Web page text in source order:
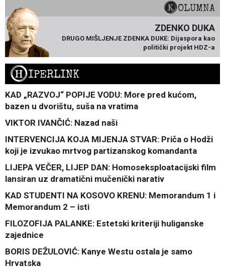
KOLUMNA
ZDENKO DUKA
DRUGO MIŠLJENJE ZDENKA DUKE: Dijaspora kao
politički projekt HDZ-a
HIPERLINK
KAD „RAZVOJ“ POPIJE VODU: More pred kućom,
bazen u dvorištu, suša na vratima
VIKTOR IVANČIĆ: Nazad naši
INTERVENCIJA KOJA MIJENJA STVAR: Priča o Hodži
koji je izvukao mrtvog partizanskog komandanta
LIJEPA VEČER, LIJEP DAN: Homoseksploatacijski film
lansiran uz dramatični mučenički narativ
KAD STUDENTI NA KOSOVO KRENU: Memorandum 1 i
Memorandum 2 – isti
FILOZOFIJA PALANKE: Estetski kriteriji huliganske
zajednice
BORIS DEŽULOVIĆ: Kanye Westu ostala je samo
Hrvatska